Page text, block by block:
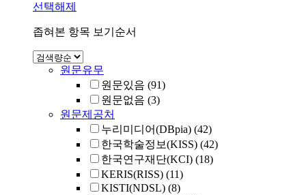
선택해제
좁혀본 항목 보기순서
원문유무
원문있음 (91)
원문없음 (3)
원문제공처
누리미디어(DBpia) (42)
한국학술정보(KISS) (42)
한국연구재단(KCI) (18)
KERIS(RISS) (11)
KISTI(NDSL) (8)